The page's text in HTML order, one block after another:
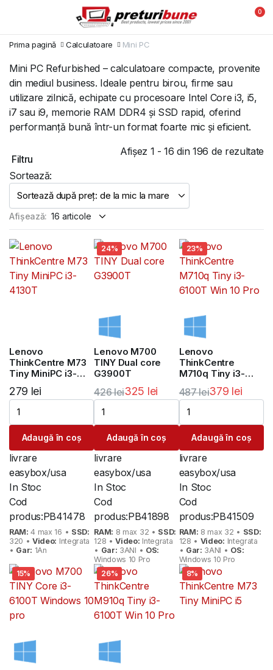
0
Prima pagină Calculatoare Mini PC
Mini PC Refurbished – calculatoare compacte, provenite
din mediul business. Ideale pentru birou, firme sau
utilizare zilnică, echipate cu procesoare Intel Core i3, i5,
i7 sau i9, memorie RAM DDR4 și SSD rapid, oferind
performanță bună într-un format foarte mic și eficient.
Filtru
Afișez 1 - 16 din 196 de rezultate
Sortează:
Afișează:
Lenovo
ThinkCentre M73
Tiny MiniPC i3-
4130T
279 lei
Adaugă în coș
livrare
easybox/usa
In Stoc
Cod
produs:PB41478
RAM: 4 max 16 • SSD:
320 •Video: Integrata
• Gar: 1An
24%
Lenovo M700
TINY Dual core
G3900T
426lei
Prețul
inițial
fost:
426 lei.
325 lei
Prețul
curent
este:
325 lei.
Adaugă în coș
livrare
easybox/usa
In Stoc
Cod
produs:PB41898
RAM: 8 max 32 • SSD:
128 •Video: Integrata
• Gar: 3ANI • OS:
Windows 10 Pro
23%
Lenovo
ThinkCentre
M710q Tiny i3-
6100T Win 10 Pro
487lei
Prețul
inițial
fost:
487 lei.
379 lei
Prețul
curent
este:
379 lei.
Adaugă în coș
livrare
easybox/usa
In Stoc
Cod
produs:PB41509
RAM: 8 max 32 • SSD:
128 • Video: Integrata
• Gar: 3ANI • OS:
Windows 10 Pro
15%
26% 8%